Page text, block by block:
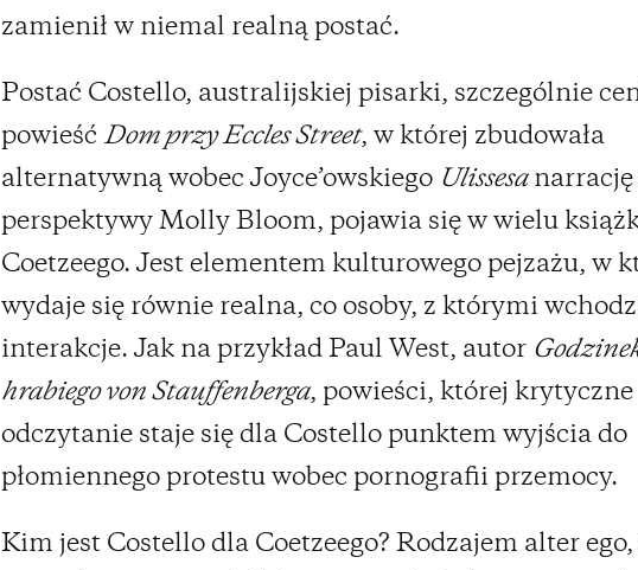
zamienił w niemal realną postać.
Postać Costello, australijskiej pisarki, szczególnie
powieść Dom przy Eccles Street, w której zbudowała
alternatywną wobec Joyce’owskiego Ulissesanarrację
perspektywy Molly Bloom, pojawia się w wielu
Coetzeego. Jest elementem kulturowego pejzażu, w
wydaje się równie realna, co osoby, z którymi
interakcje. Jak na przykład Paul West, autor
hrabiego von Stauffenberga, powieści, której krytyczne
odczytanie staje się dla Costello punktem wyjścia do
płomiennego protestu wobec pornografii przemocy.
Kim jest Costello dla Coetzeego? Rodzajem alter